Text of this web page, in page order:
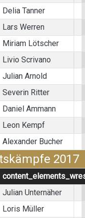
Delia Tanner
Lars Werren
Miriam Lötscher
Livio Scrivano
Julian Arnold
Severin Ritter
Daniel Ammann
Leon Kempf
Alexander Bucher
2017
Julian Unternäher
Loris Müller